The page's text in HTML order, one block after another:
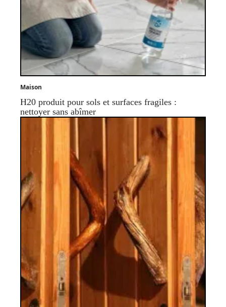
Maison
H20 produit pour sols et surfaces fragiles :
nettoyer sans abîmer